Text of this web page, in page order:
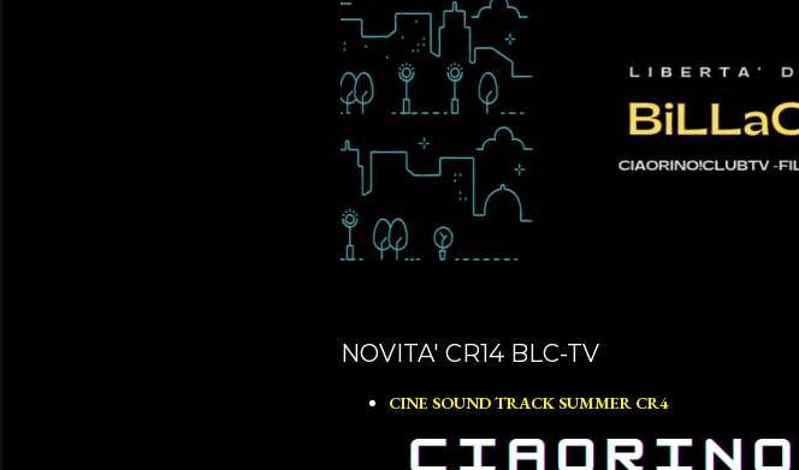
NOVITA' CR14 BLC-TV
CINE SOUND TRACK SUMMER CR4